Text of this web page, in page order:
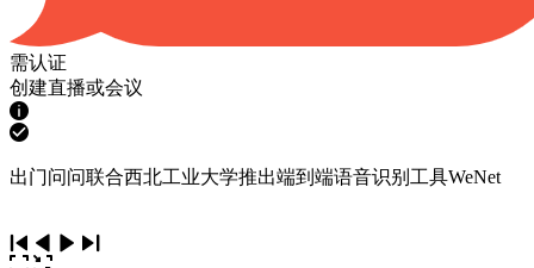
需认证
创建直播或会议
出门问问联合西北工业大学推出端到端语音识别工具WeNet